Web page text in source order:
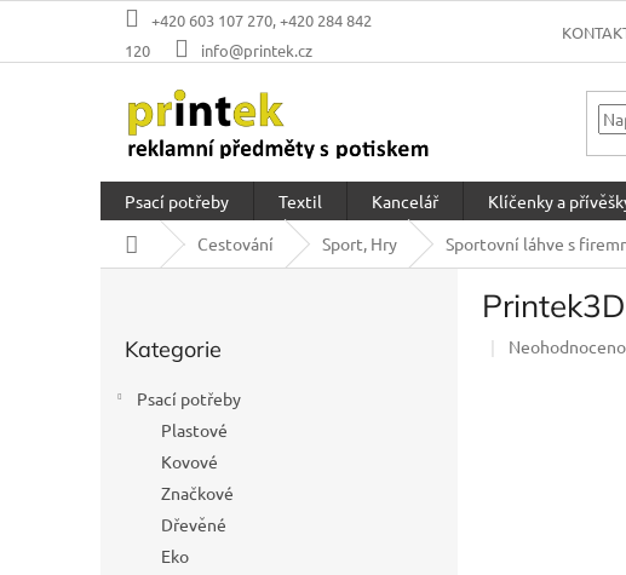
+420 603 107 270, +420 284 842
120
info@printek.cz
Psací potřeby Textil Kancelář Klíčenky a
Domů
Cestování Sport, Hry Sportovní láhve s
kategorie
Kategorie
Psací potřeby
Plastové
Kovové
Značkové
Dřevěné
Eko
Průměrné
Neohodnoceno